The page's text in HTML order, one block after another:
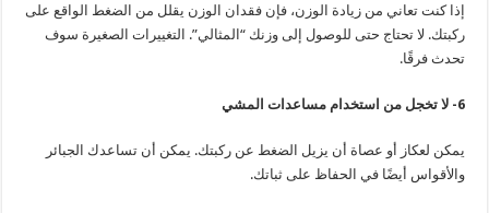
إذا كنت تعاني من زيادة الوزن، فإن فقدان الوزن يقلل من الضغط الواقع على
ركبتك. لا تحتاج حتى للوصول إلى وزنك “المثالي”. التغييرات الصغيرة سوف
تحدث فرقًا.
6- لا تخجل من استخدام مساعدات المشي
يمكن لعكاز أو عصاة أن يزيل الضغط عن ركبتك. يمكن أن تساعدك الجبائر
والأقواس أيضًا في الحفاظ على ثباتك.